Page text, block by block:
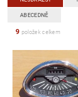
ABECEDNĚ
9 položek celkem